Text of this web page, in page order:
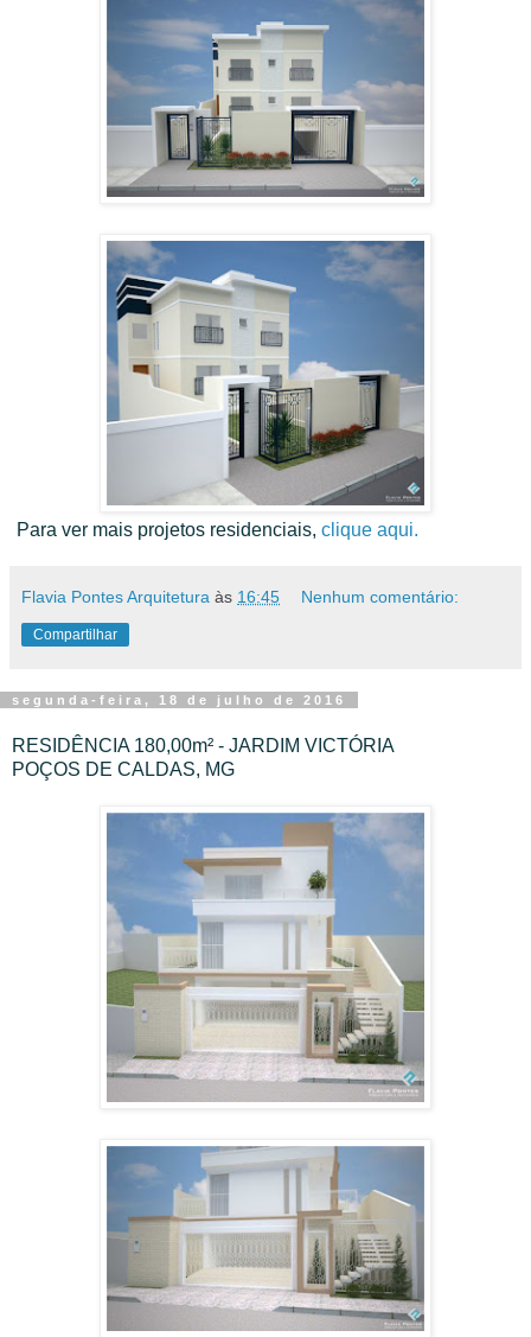
Para ver mais projetos residenciais, clique aqui.
Flavia Pontes Arquitetura às 16:45 Nenhum comentário:
Compartilhar
segunda-feira, 18 de julho de 2016
RESIDÊNCIA 180,00m² - JARDIM VICTÓRIA
POÇOS DE CALDAS, MG